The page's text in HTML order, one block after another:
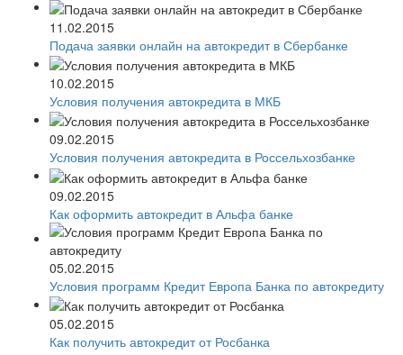
11.02.2015
Подача заявки онлайн на автокредит в Сбербанке
10.02.2015
Условия получения автокредита в МКБ
09.02.2015
Условия получения автокредита в Россельхозбанке
09.02.2015
Как оформить автокредит в Альфа банке
05.02.2015
Условия программ Кредит Европа Банка по автокредиту
05.02.2015
Как получить автокредит от Росбанка